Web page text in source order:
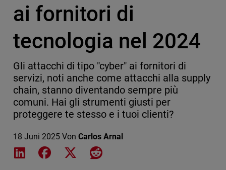
ai fornitori di
tecnologia nel 2024
Gli attacchi di tipo "cyber" ai fornitori di
servizi, noti anche come attacchi alla supply
chain, stanno diventando sempre più
comuni. Hai gli strumenti giusti per
proteggere te stesso e i tuoi clienti?
18 Juni 2025 Von Carlos Arnal
Share on LinkedIn
Share on Facebook
Share on XShare on Reddit